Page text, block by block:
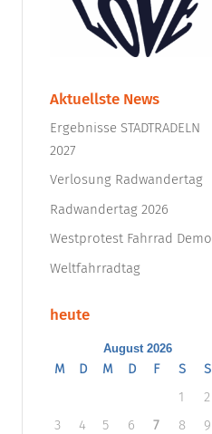
Aktuellste News
Ergebnisse STADTRADELN
2027
Verlosung Radwandertag
Radwandertag 2026
Westprotest Fahrrad Demo
Weltfahrradtag
heute
August 2026
M D M D F S
S
1
2
3
4 5 6 7 8
9